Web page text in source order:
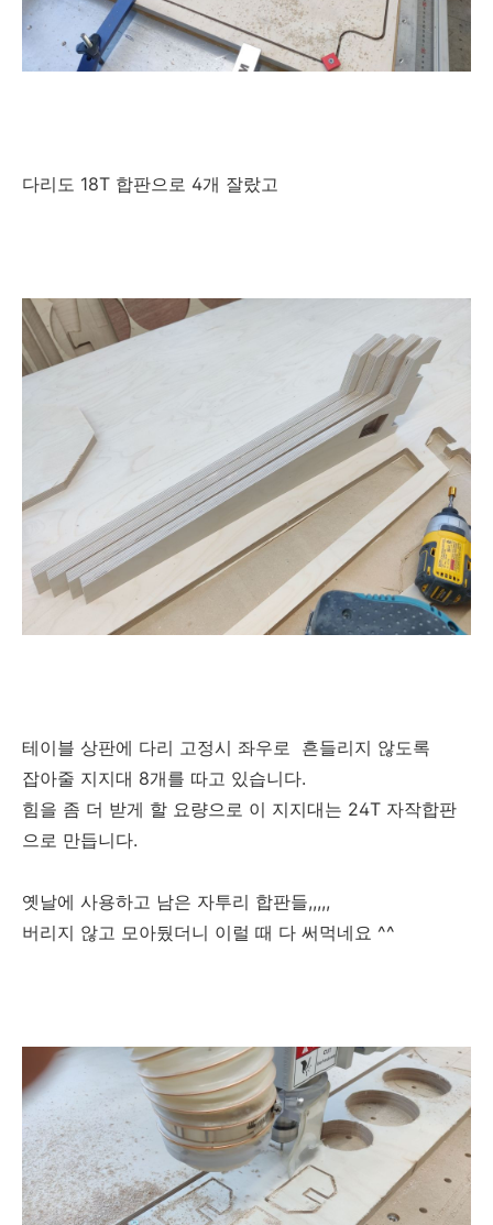
다리도 18T 합판으로 4개 잘랐고
테이블 상판에 다리 고정시 좌우로 흔들리지 않도록
잡아줄 지지대 8개를 따고 있습니다.
힘을 좀 더 받게 할 요량으로 이 지지대는 24T 자작합판
으로 만듭니다.
옛날에 사용하고 남은 자투리 합판들,,,,,
버리지 않고 모아뒀더니 이럴 때 다 써먹네요 ^^